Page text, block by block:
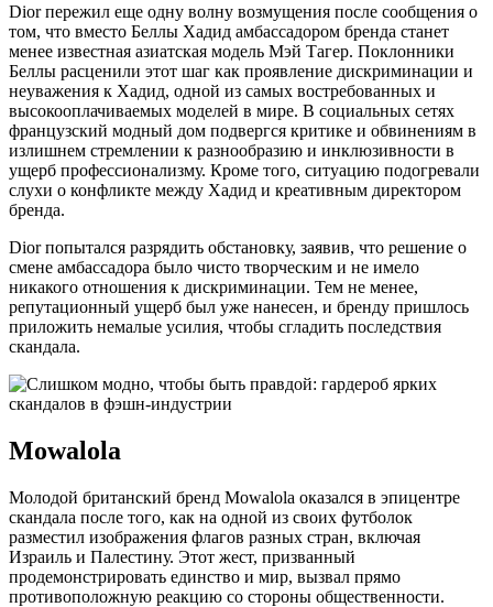
Dior пережил еще одну волну возмущения после сообщения о
том, что вместо Беллы Хадид амбассадором бренда станет
менее известная азиатская модель Мэй Тагер. Поклонники
Беллы расценили этот шаг как проявление дискриминации и
неуважения к Хадид, одной из самых востребованных и
высокооплачиваемых моделей в мире. В социальных сетях
французский модный дом подвергся критике и обвинениям в
излишнем стремлении к разнообразию и инклюзивности в
ущерб профессионализму. Кроме того, ситуацию подогревали
слухи о конфликте между Хадид и креативным директором
бренда.
Dior попытался разрядить обстановку, заявив, что решение о
смене амбассадора было чисто творческим и не имело
никакого отношения к дискриминации. Тем не менее,
репутационный ущерб был уже нанесен, и бренду пришлось
приложить немалые усилия, чтобы сгладить последствия
скандала.
Mowalola
Молодой британский бренд Mowalola оказался в эпицентре
скандала после того, как на одной из своих футболок
разместил изображения флагов разных стран, включая
Израиль и Палестину. Этот жест, призванный
продемонстрировать единство и мир, вызвал прямо
противоположную реакцию со стороны общественности.